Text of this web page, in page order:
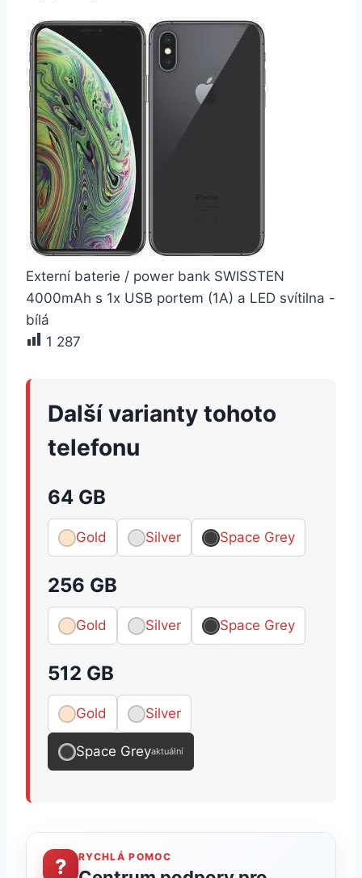
Externí baterie / power bank SWISSTEN
4000mAh s 1x USB portem (1A) a LED svítilna -
bílá
1 287
Další varianty tohoto
telefonu
64 GB
Gold Silver Space Grey
256 GB
Gold Silver Space Grey
512 GB
Gold Silver
Space Greyaktuální
? RYCHLÁ POMOC